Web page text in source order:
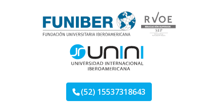
Maestrías FUNIBER
Otro sitio más de Landing Programas
(52) 15537318643